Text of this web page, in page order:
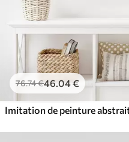
76.74€46.04€